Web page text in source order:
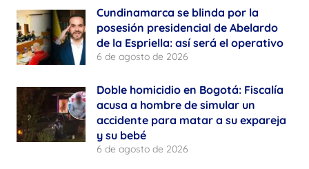
Cundinamarca se blinda por la
posesión presidencial de Abelardo
de la Espriella: así será el operativo
6 de agosto de 2026
Doble homicidio en Bogotá: Fiscalía
acusa a hombre de simular un
accidente para matar a su expareja
y su bebé
6 de agosto de 2026